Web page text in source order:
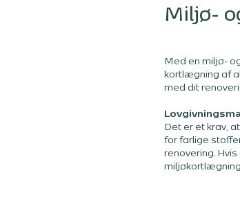
Miljø-
Med en miljø-
kortlægning af
med dit
Det er et krav,
for farlige
renovering.